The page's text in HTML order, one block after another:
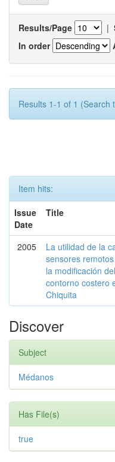
Results/Page |
In order
Results 1-1 of 1 (Search
Item hits:
Issue
Date
Title
2005
La utilidad de la
sensores
la modificación
contorno costero
Chiquita
Discover
Subject
Médanos
Has File(s)
true